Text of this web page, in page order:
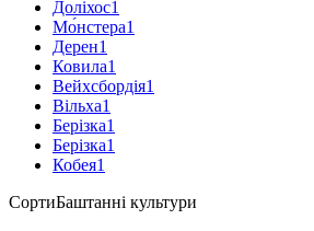
Доліхос1
Мо́нстера1
Дерен1
Ковила1
Вейхсбордія1
Вільха1
Берізка1
Берізка1
Кобея1
СортиБаштанні культури